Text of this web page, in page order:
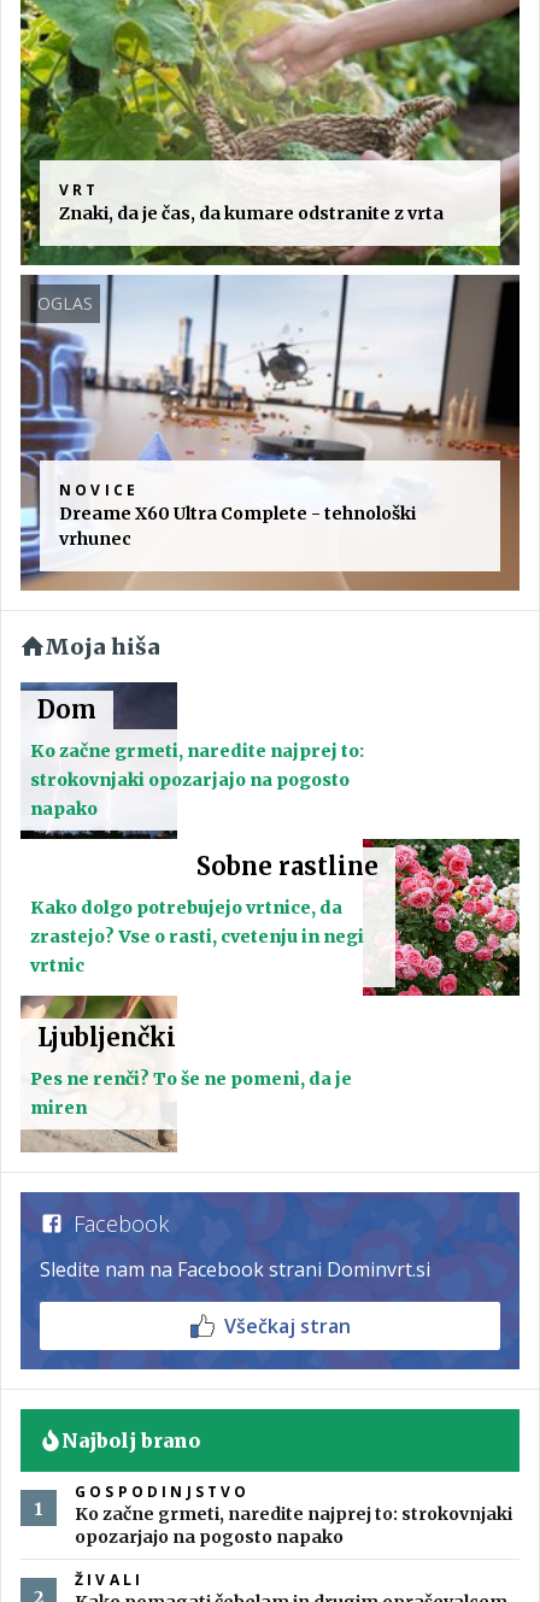
VRT
Znaki, da je čas, da kumare odstranite z vrta
OGLAS
NOVICE
Dreame X60 Ultra Complete - tehnološki
vrhunec
Moja hiša
Dom
Ko začne grmeti, naredite najprej to:
strokovnjaki opozarjajo na pogosto
napako
Sobne rastline
Kako dolgo potrebujejo vrtnice, da
zrastejo? Vse o rasti, cvetenju in negi
vrtnic
Ljubljenčki
Pes ne renči? To še ne pomeni, da je
miren
Facebook
Sledite nam na Facebook strani Dominvrt.si
Všečkaj stran
Najbolj brano
GOSPODINJSTVO
Ko začne grmeti, naredite najprej to: strokovnjaki
opozarjajo na pogosto napako
ŽIVALI